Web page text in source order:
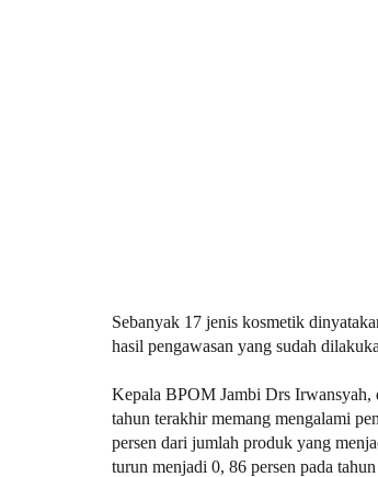
Sebanyak 17 jenis kosmetik
hasil pengawasan yang sudah
Kepala BPOM Jambi Drs Irwansyah,
tahun terakhir memang mengalami
persen dari jumlah produk yang
turun menjadi 0, 86 persen pada